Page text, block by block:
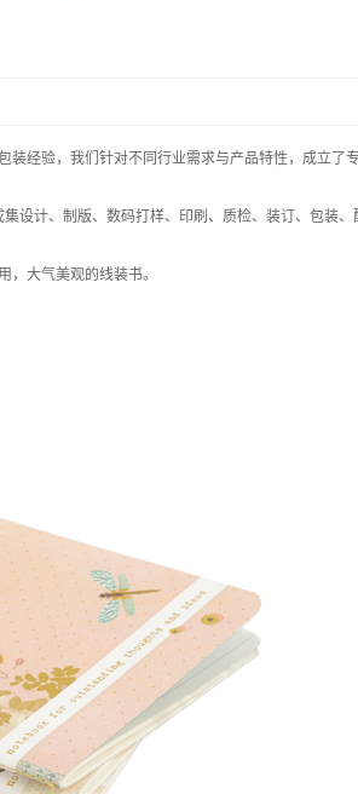
装经验，我们针对不同行业需求与产品特性，成立了
设计、制版、数码打样、印刷、质检、装订、包装、
大气美观的线装书。